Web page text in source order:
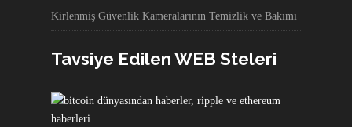
Kirlenmiş Güvenlik Kameralarının Temizlik ve Bakımı
Tavsiye Edilen WEB Steleri